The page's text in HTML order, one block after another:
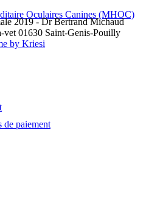
Oculaires Canines (MHOC)
de paiement
2019 - Dr Bertrand Michaud
01630 Saint-Genis-Pouilly
by Kriesi